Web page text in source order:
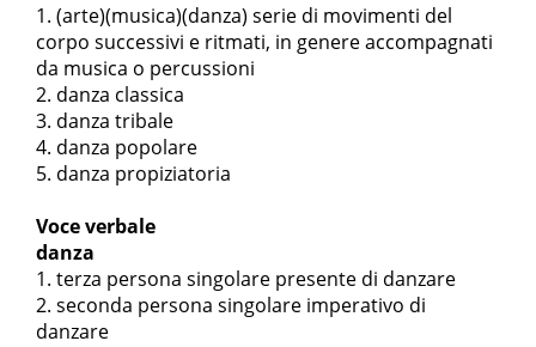
(arte)(musica)(danza) serie di movimenti del
corpo successivi e ritmati, in genere accompagnati
da musica o percussioni
danza classica
danza tribale
danza popolare
danza propiziatoria
Voce verbale
danza
terza persona singolare presente di danzare
seconda persona singolare imperativo di
danzare